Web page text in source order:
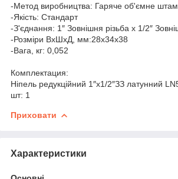
-Метод виробництва: Гаряче об'ємне
-Якість: Cтандарт
-З'єднання: 1″ Зовнішня різьба х 1/2″
-Розміри ВхШхД, мм:28х34х38
-Вага, кг: 0,052
Комплектация:
Ніпель редукційний 1″х1/2″ЗЗ латунний
шт: 1
Приховати
Характеристики